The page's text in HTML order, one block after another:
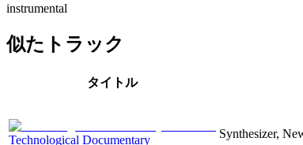
instrumental
似たトラック
タイトル
Technological Documentary
Synthesizer,